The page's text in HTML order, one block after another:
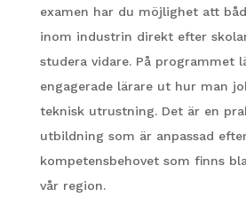
examen har du möjlighet att
inom industrin direkt efter
studera vidare. På programmet
engagerade lärare ut hur man
teknisk utrustning. Det är en
utbildning som är anpassad
kompetensbehovet som finns
vår region.